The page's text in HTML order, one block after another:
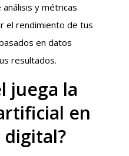
y métricas
el rendimiento de tus
en datos
resultados.
juega la
en